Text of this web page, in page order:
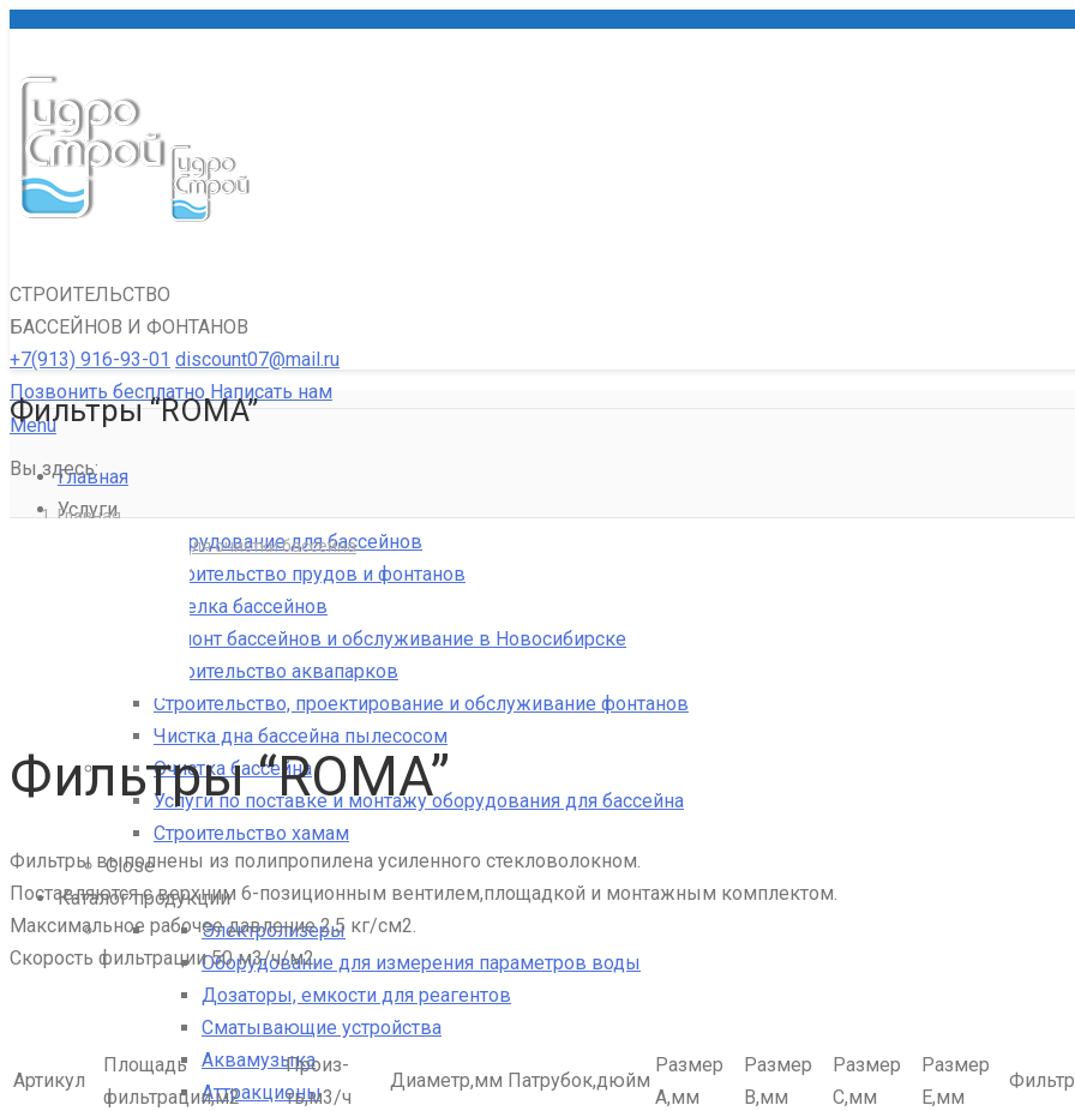
СТРОИТЕЛЬСТВО
БАССЕЙНОВ И ФОНТАНОВ
+7(913) 916-93-01 discount07@mail.ru
Позвонить бесплатно Написать нам
Menu
Главная
Услуги
Оборудование для бассейнов
Строительство прудов и фонтанов
Отделка бассейнов
Ремонт бассейнов и обслуживание в Новосибирске
Строительство аквапарков
Строительство, проектирование и обслуживание фонтанов
Чистка дна бассейна пылесосом
Очистка бассейна
Услуги по поставке и монтажу оборудования для бассейна
Строительство хамам
Close
Каталог продукции
Электролизеры
Оборудование для измерения параметров воды
Дозаторы, емкости для реагентов
Сматывающие устройства
Аквамузыка
Аттракционы
Фильтры “ROMA”
Вы здесь:
Главная
Купить фильтр для очистки бассейна
Фильтры “ROMA”
Фильтры “ROMA”
Фильтры выполнены из полипропилена усиленного стекловолокном.
Поставляются с верхним 6-позиционным вентилем,площадкой и монтажным комплектом.
Максимальное рабочее давление 2,5 кг/см2.
Скорость фильтрации 50 м3/ч/м2.
Артикул
Площадь
фильтрации,м2
Произ-
ть,м3/ч
Диаметр,мм Патрубок,дюйм
Размер
A,мм
Размер
B,мм
Размер
C,мм
Размер
E,мм